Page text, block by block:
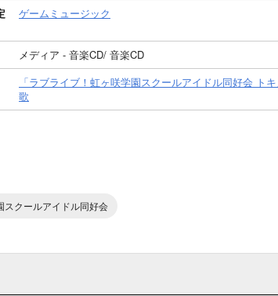
ゲームミュージック
メディア - 音楽CD/ 音楽CD
「ラブライブ！虹ヶ咲学園スクールアイドル同好会 ト
歌
スクールアイドル同好会